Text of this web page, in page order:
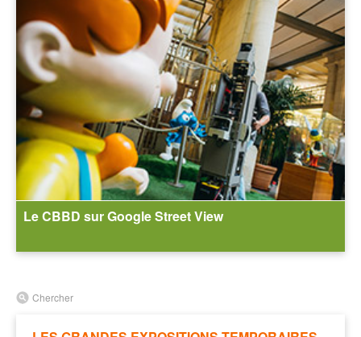
Le CBBD sur Google Street View
Chercher